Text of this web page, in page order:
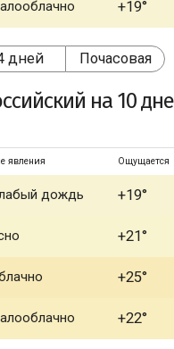
+19°
дней Почасовая
на 10
явления Ощущается
дождь +19°
+21°
+25°
+22°